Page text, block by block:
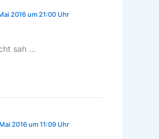
2016 um 21:00 Uhr
sah …
2016 um 11:09 Uhr